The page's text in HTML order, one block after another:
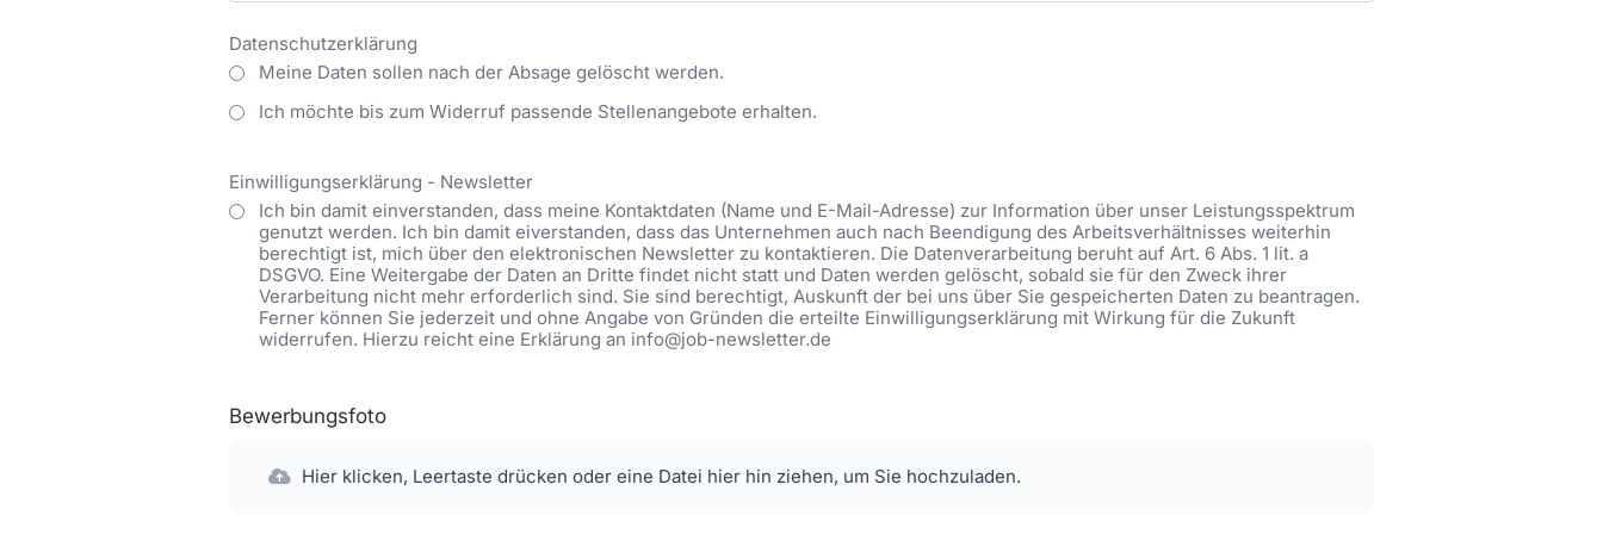
Datenschutzerklärung
Meine Daten sollen nach der Absage gelöscht werden.
Ich möchte bis zum Widerruf passende Stellenangebote erhalten.
Einwilligungserklärung - Newsletter
Ich bin damit einverstanden, dass meine Kontaktdaten (Name und E-Mail-Adresse) zur Information über unser Leistungsspektrum
genutzt werden. Ich bin damit eiverstanden, dass das Unternehmen auch nach Beendigung des Arbeitsverhältnisses weiterhin
berechtigt ist, mich über den elektronischen Newsletter zu kontaktieren. Die Datenverarbeitung beruht auf Art. 6 Abs. 1 lit. a
DSGVO. Eine Weitergabe der Daten an Dritte findet nicht statt und Daten werden gelöscht, sobald sie für den Zweck ihrer
Verarbeitung nicht mehr erforderlich sind. Sie sind berechtigt, Auskunft der bei uns über Sie gespeicherten Daten zu beantragen.
Ferner können Sie jederzeit und ohne Angabe von Gründen die erteilte Einwilligungserklärung mit Wirkung für die Zukunft
widerrufen. Hierzu reicht eine Erklärung an info@job-newsletter.de
Bewerbungsfoto
Hier klicken, Leertaste drücken oder eine Datei hier hin ziehen, um Sie hochzuladen.